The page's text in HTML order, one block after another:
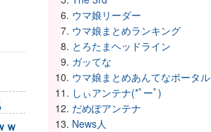
ｗ
ウマ娘リーダー
ウマ娘まとめランキング
とろたまヘッドライン
ガッてな
ウマ娘まとめあんてなポータル
しぃアンテナ(*ﾟーﾟ)
だめぽアンテナ
News人